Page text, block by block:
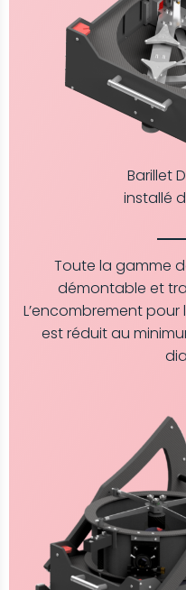
Barillet
installé
Toute la gamme
démontable et
L’encombrement
est réduit au